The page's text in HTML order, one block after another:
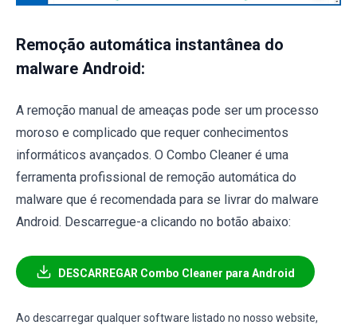
Remoção automática instantânea do
malware Android:
A remoção manual de ameaças pode ser um processo
moroso e complicado que requer conhecimentos
informáticos avançados. O Combo Cleaner é uma
ferramenta profissional de remoção automática do
malware que é recomendada para se livrar do malware
Android. Descarregue-a clicando no botão abaixo:
DESCARREGAR Combo Cleaner para Android
Ao descarregar qualquer software listado no nosso website,